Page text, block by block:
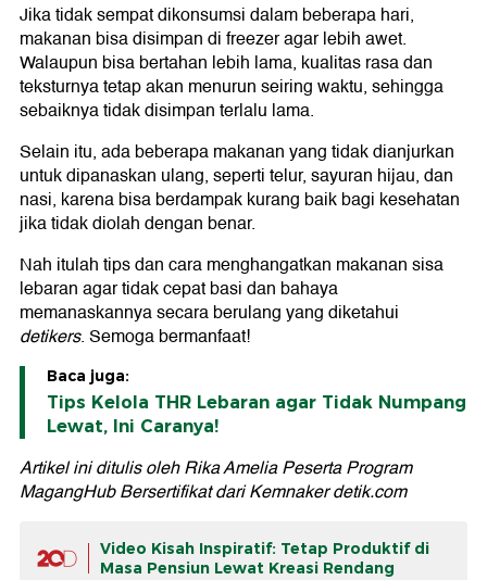
Jika tidak sempat dikonsumsi dalam beberapa hari,
makanan bisa disimpan di freezer agar lebih awet.
Walaupun bisa bertahan lebih lama, kualitas rasa dan
teksturnya tetap akan menurun seiring waktu, sehingga
sebaiknya tidak disimpan terlalu lama.
Selain itu, ada beberapa makanan yang tidak dianjurkan
untuk dipanaskan ulang, seperti telur, sayuran hijau, dan
nasi, karena bisa berdampak kurang baik bagi kesehatan
jika tidak diolah dengan benar.
Nah itulah tips dan cara menghangatkan makanan sisa
lebaran agar tidak cepat basi dan bahaya
memanaskannya secara berulang yang diketahui
detikers. Semoga bermanfaat!
Baca juga:
Tips Kelola THR Lebaran agar Tidak Numpang
Lewat, Ini Caranya!
Artikel ini ditulis oleh Rika Amelia Peserta Program
MagangHub Bersertifikat dari Kemnaker detik.com
Video Kisah Inspiratif: Tetap Produktif di
Masa Pensiun Lewat Kreasi Rendang